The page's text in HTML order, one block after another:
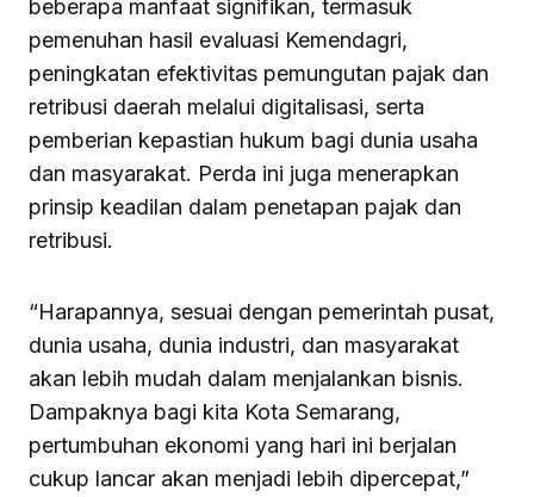
beberapa manfaat signifikan, termasuk
pemenuhan hasil evaluasi Kemendagri,
peningkatan efektivitas pemungutan pajak dan
retribusi daerah melalui digitalisasi, serta
pemberian kepastian hukum bagi dunia usaha
dan masyarakat. Perda ini juga menerapkan
prinsip keadilan dalam penetapan pajak dan
retribusi.
“Harapannya, sesuai dengan pemerintah pusat,
dunia usaha, dunia industri, dan masyarakat
akan lebih mudah dalam menjalankan bisnis.
Dampaknya bagi kita Kota Semarang,
pertumbuhan ekonomi yang hari ini berjalan
cukup lancar akan menjadi lebih dipercepat,”